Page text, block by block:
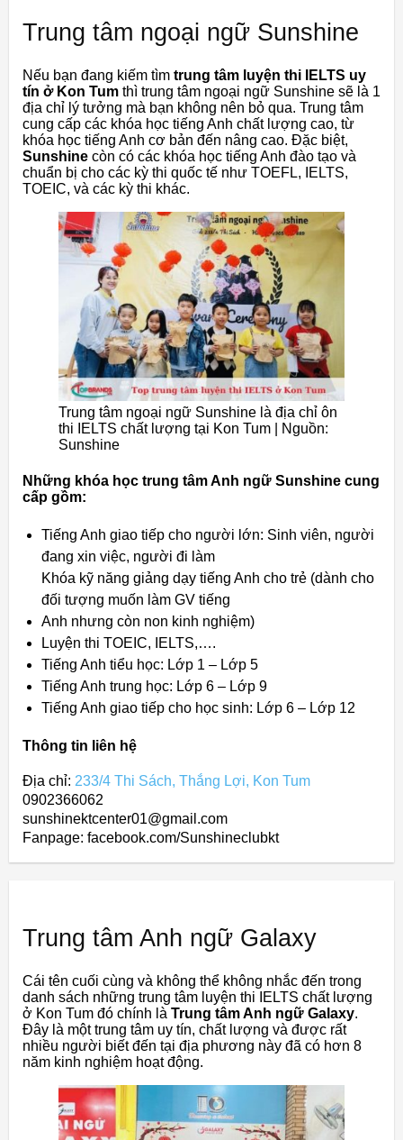
Trung tâm ngoại ngữ Sunshine
Nếu bạn đang kiếm tìm trung tâm luyện thi IELTS uy
tín ở Kon Tum thì trung tâm ngoại ngữ Sunshine sẽ là 1
địa chỉ lý tưởng mà bạn không nên bỏ qua. Trung tâm
cung cấp các khóa học tiếng Anh chất lượng cao, từ
khóa học tiếng Anh cơ bản đến nâng cao. Đặc biệt,
Sunshine còn có các khóa học tiếng Anh đào tạo và
chuẩn bị cho các kỳ thi quốc tế như TOEFL, IELTS,
TOEIC, và các kỳ thi khác.
Trung tâm ngoại ngữ Sunshine là địa chỉ ôn
thi IELTS chất lượng tại Kon Tum | Nguồn:
Sunshine
Những khóa học trung tâm Anh ngữ Sunshine cung
cấp gồm:
Tiếng Anh giao tiếp cho người lớn: Sinh viên, người
đang xin việc, người đi làm
Khóa kỹ năng giảng dạy tiếng Anh cho trẻ (dành cho
đối tượng muốn làm GV tiếng
Anh nhưng còn non kinh nghiệm)
Luyện thi TOEIC, IELTS,….
Tiếng Anh tiểu học: Lớp 1 – Lớp 5
Tiếng Anh trung học: Lớp 6 – Lớp 9
Tiếng Anh giao tiếp cho học sinh: Lớp 6 – Lớp 12
Thông tin liên hệ
Địa chỉ: 233/4 Thi Sách, Thắng Lợi, Kon Tum
0902366062
sunshinektcenter01@gmail.com
Fanpage: facebook.com/Sunshineclubkt
Trung tâm Anh ngữ Galaxy
Cái tên cuối cùng và không thể không nhắc đến trong
danh sách những trung tâm luyện thi IELTS chất lượng
ở Kon Tum đó chính là Trung tâm Anh ngữ Galaxy.
Đây là một trung tâm uy tín, chất lượng và được rất
nhiều người biết đến tại địa phương này đã có hơn 8
năm kinh nghiệm hoạt động.